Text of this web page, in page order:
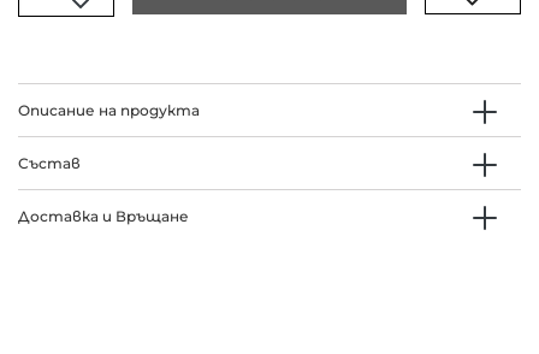
Описание на продукта
Състав
Доставка и Връщане